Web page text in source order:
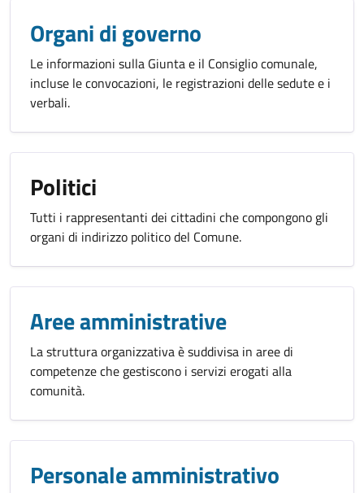
Organi di governo
Le informazioni sulla Giunta e il Consiglio comunale,
incluse le convocazioni, le registrazioni delle sedute e i
verbali.
Politici
Tutti i rappresentanti dei cittadini che compongono gli
organi di indirizzo politico del Comune.
Aree amministrative
La struttura organizzativa è suddivisa in aree di
competenze che gestiscono i servizi erogati alla
comunità.
Personale amministrativo